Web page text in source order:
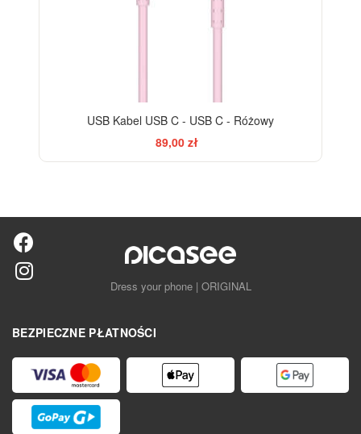
USB Kabel USB C - USB C - Różowy
89,00 zł
Dress your phone | ORIGINAL
BEZPIECZNE PŁATNOŚCI